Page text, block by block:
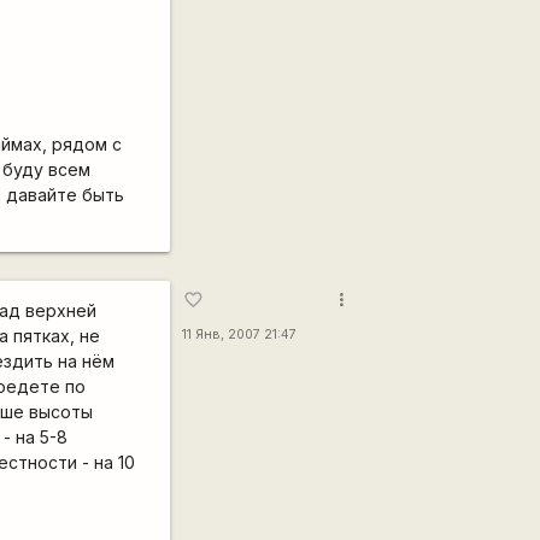
рядом с
всем
давайте быть
верхней
пятках, не
на нём
по
высоты
на 5-8
- на 10
favorite_border
11 Янв, 2007 21:47
more_vert